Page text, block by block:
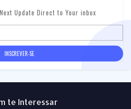
Update Direct to Your inbox
te Interessar